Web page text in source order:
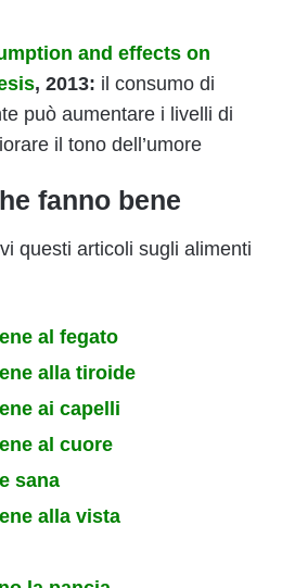
and effects on
, 2013: il consumo di
può aumentare i livelli di
il tono dell’umore
fanno bene
questi articoli sugli alimenti
al fegato
alla tiroide
ai capelli
al cuore
sana
alla vista